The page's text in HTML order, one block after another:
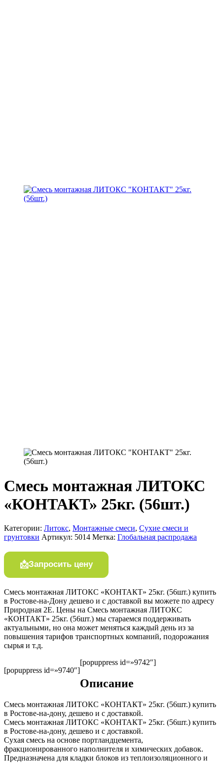
Смесь монтажная ЛИТОКС
«КОНТАКТ» 25кг. (56шт.)
Категории: Литокс, Монтажные смеси, Сухие смеси и
грунтовки Артикул: 5014 Метка: Глобальная распродажа
Запросить цену
Смесь монтажная ЛИТОКС «КОНТАКТ» 25кг. (56шт.) купить
в Ростове-на-Дону дешево и с доставкой вы можете по адресу
Природная 2Е. Цены на Смесь монтажная ЛИТОКС
«КОНТАКТ» 25кг. (56шт.) мы стараемся поддерживать
актуальными, но она может меняться каждый день из за
повышения тарифов транспортных компаний, подорожания
сырья и т.д.
[popuppress id=»9740″]
[popuppress id=»9742″]
Описание
Смесь монтажная ЛИТОКС «КОНТАКТ» 25кг. (56шт.) купить
в Ростове-на-дону, дешево и с доставкой.
Смесь монтажная ЛИТОКС «КОНТАКТ» 25кг. (56шт.) купить
в Ростове-на-дону, дешево и с доставкой.
Сухая смесь на основе портландцемента,
фракционированного наполнителя и химических добавок.
Предназначена для кладки блоков из теплоизоляционного и